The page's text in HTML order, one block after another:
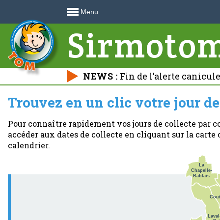
Menu
NEWS : Fin de l’alerte
déchetteries 🍃
Trouvez en un clic votre jour
Pour connaître rapidement vos jours de collecte par
accéder aux dates de collecte en cliquant sur la
calendrier.
La
Chapelle-
Rablais